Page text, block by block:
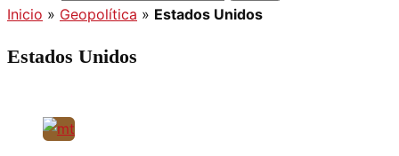
Inicio » Geopolítica » Estados Unidos
Estados Unidos